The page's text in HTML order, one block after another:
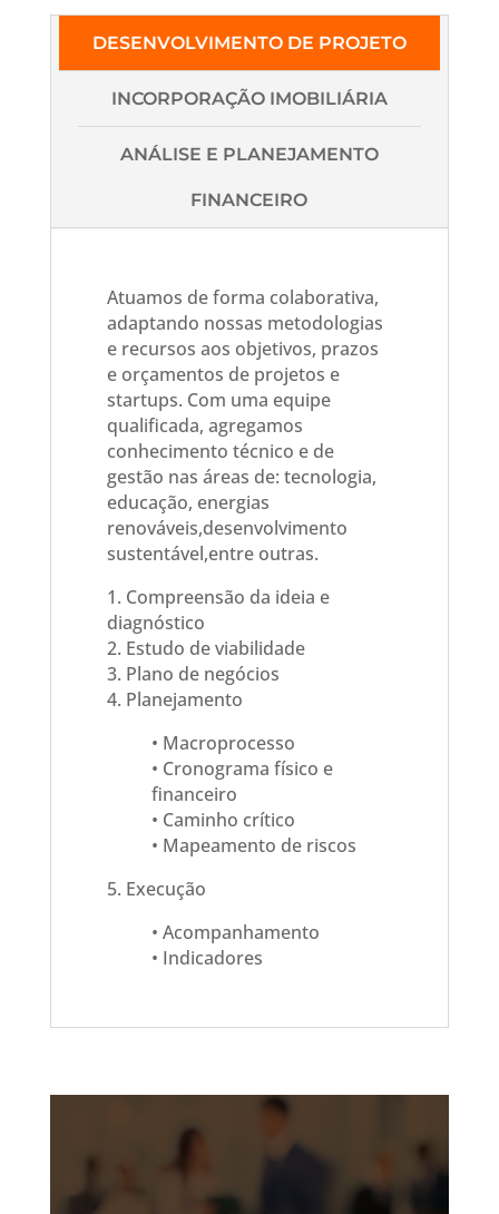
DESENVOLVIMENTO DE PROJETO
INCORPORAÇÃO IMOBILIÁRIA
ANÁLISE E PLANEJAMENTO
FINANCEIRO
Atuamos de forma colaborativa,
adaptando nossas metodologias
e recursos aos objetivos, prazos
e orçamentos de projetos e
startups. Com uma equipe
qualificada, agregamos
conhecimento técnico e de
gestão nas áreas de: tecnologia,
educação, energias
renováveis,desenvolvimento
sustentável,entre outras.
1. Compreensão da ideia e
diagnóstico
2. Estudo de viabilidade
3. Plano de negócios
4. Planejamento
• Macroprocesso
• Cronograma físico e
financeiro
• Caminho crítico
• Mapeamento de riscos
5. Execução
• Acompanhamento
• Indicadores